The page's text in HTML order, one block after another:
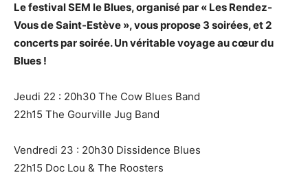
Le festival SEM le Blues, organisé par « Les Rendez-
Vous de Saint-Estève », vous propose 3 soirées, et 2
concerts par soirée. Un véritable voyage au cœur du
Blues !
Jeudi 22 : 20h30 The Cow Blues Band
22h15 The Gourville Jug Band
Vendredi 23 : 20h30 Dissidence Blues
22h15 Doc Lou & The Roosters